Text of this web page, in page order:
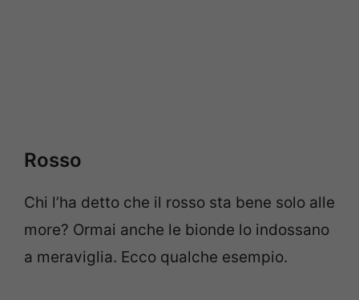
Rosso
Chi l’ha detto che il rosso sta bene solo alle
more? Ormai anche le bionde lo indossano
a meraviglia. Ecco qualche esempio.